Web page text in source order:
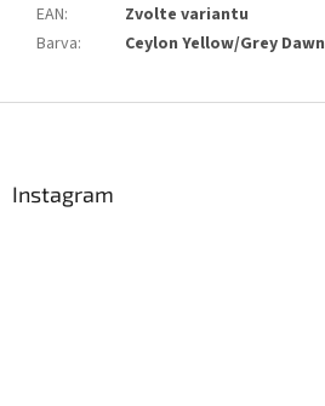
EAN:
Zvolte variantu
Barva: Ceylon Yellow/Grey Dawn
Instagram